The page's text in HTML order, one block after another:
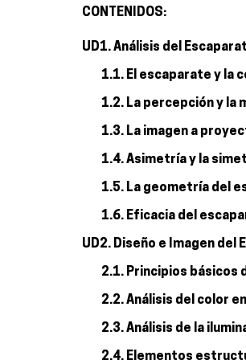
CONTENIDOS:
UD1. Análisis del
1.1. El escaparate y la
1.2. La percepción y la
1.3. La imagen a
1.4. Asimetría y la
1.5. La geometría del
1.6. Eficacia del
UD2. Diseño e Imagen del
2.1. Principios básicos
2.2. Análisis del color
2.3. Análisis de la
2.4. Elementos